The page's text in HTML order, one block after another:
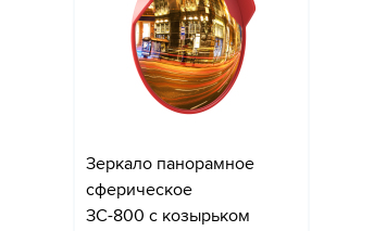
Зеркало панорамное
сферическое
ЗС-800 с козырьком